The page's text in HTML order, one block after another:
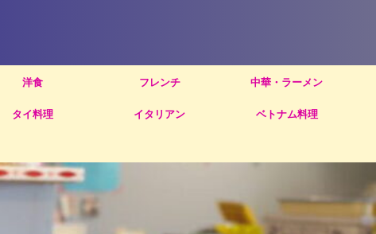
洋食 フレンチ 中華・ラーメン
タイ料理 イタリアン ベトナム料理